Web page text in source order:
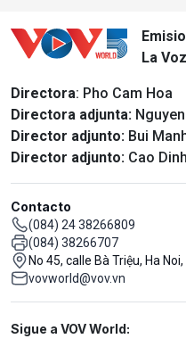
La
Directora: Pho Cam Hoa
Directora adjunta:
Director adjunto: Bui
Director adjunto: Cao
Contacto
(084) 24 38266809
(084) 38266707
No 45, calle Bà Triệu, Ha
vovworld@vov.vn
Mạng xã hội
Sigue a VOV World: